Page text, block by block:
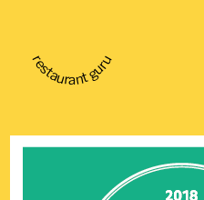
restaurant guru